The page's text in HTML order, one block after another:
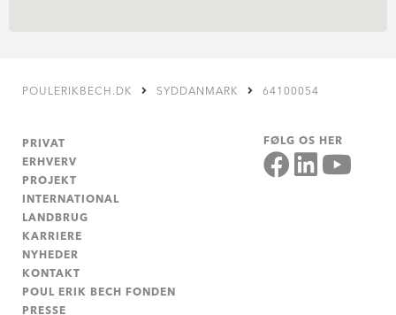
POULERIKBECH.DK SYDDANMARK 64100054
PRIVAT
ERHVERV
PROJEKT
INTERNATIONAL
LANDBRUG
KARRIERE
NYHEDER
KONTAKT
POUL ERIK BECH FONDEN
PRESSE
FØLG OS HER